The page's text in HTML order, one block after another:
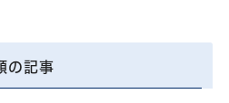
の記事